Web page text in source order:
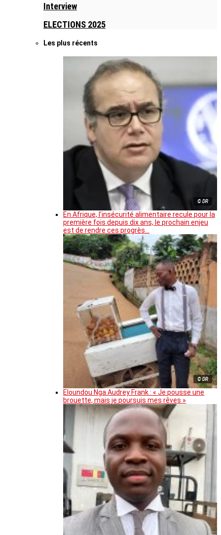
Interview
ELECTIONS 2025
Les plus récents
© DR
En Afrique, l’insécurité alimentaire recule pour la
première fois depuis dix ans, le prochain enjeu
est de rendre ces progrès…
© DR
Eloundou Nga Audrey Frank : « Je pousse une
brouette, mais je poursuis mes rêves »